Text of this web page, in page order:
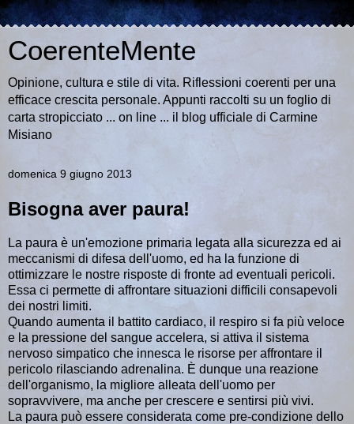
CoerenteMente
Opinione, cultura e stile di vita. Riflessioni coerenti per una
efficace crescita personale. Appunti raccolti su un foglio di
carta stropicciato ... on line ... il blog ufficiale di Carmine
Misiano
domenica 9 giugno 2013
Bisogna aver paura!
La paura è un'emozione primaria legata alla sicurezza ed ai
meccanismi di difesa dell'uomo, ed ha la funzione di
ottimizzare le nostre risposte di fronte ad eventuali pericoli.
Essa ci permette di affrontare situazioni difficili consapevoli
dei nostri limiti.
Quando aumenta il battito cardiaco, il respiro si fa più veloce
e la pressione del sangue accelera, si attiva il sistema
nervoso simpatico che innesca le risorse per affrontare il
pericolo rilasciando adrenalina. È dunque una reazione
dell'organismo, la migliore alleata dell'uomo per
sopravvivere, ma anche per crescere e sentirsi più vivi.
La paura può essere considerata come pre-condizione dello